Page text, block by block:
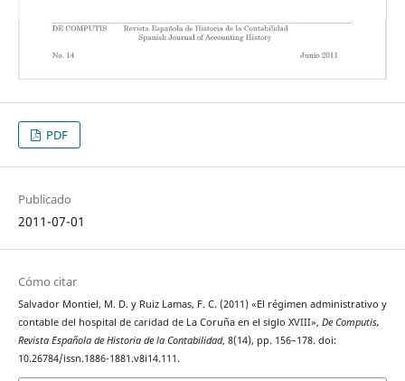
PDF
Publicado
2011-07-01
Cómo citar
Salvador Montiel, M. D. y Ruiz Lamas, F. C. (2011) «El régimen administrativo y
contable del hospital de caridad de La Coruña en el siglo XVIII», De Computis,
Revista Española de Historia de la Contabilidad, 8(14), pp. 156–178. doi:
10.26784/issn.1886-1881.v8i14.111.